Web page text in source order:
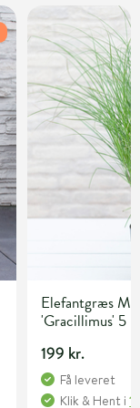
Elefantgræs
'Gracillimus' 5
199 kr.
Få leveret
Klik & Hent i